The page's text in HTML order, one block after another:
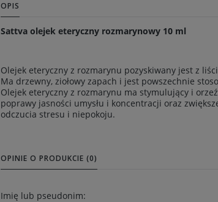
OPIS
Sattva olejek eteryczny rozmarynowy 10 ml
Olejek eteryczny z rozmarynu pozyskiwany jest z
Ma drzewny, ziołowy zapach i jest powszechnie
Olejek eteryczny z rozmarynu ma stymulujący i
poprawy jasności umysłu i koncentracji oraz
odczucia stresu i niepokoju.
OPINIE O PRODUKCIE (0)
Imię lub pseudonim: